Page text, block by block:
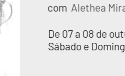
com Alethea
De 07 a 08 de
Sábado e